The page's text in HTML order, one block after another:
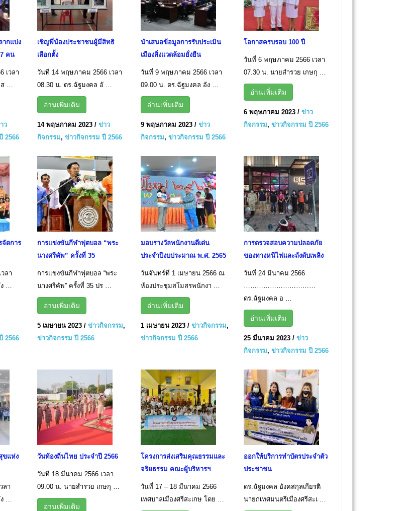
กแบ่ง
คน
เวลา
…
ว
2566
เชิญพี่น้องประชาชนผู้มีสิทธิ
เลือกตั้ง
วันที่ 14 พฤษภาคม 2566 เวลา
08.30 น. ดร.ฉัฐมงคล อั …
อ่านเพิ่มเติม
14 พฤษภาคม 2023 /ข่าว
กิจกรรม,ข่าวกิจกรรม ปี 2566
นำเสนอข้อมูลการรับประเมิน
เมืองสิ่งแวดล้อมยั่งยืน
วันที่ 9 พฤษภาคม 2566 เวลา
09.00 น. ดร.ฉัฐมงคล อัง …
อ่านเพิ่มเติม
9 พฤษภาคม 2023/ ข่าว
กิจกรรม, ข่าวกิจกรรม ปี 2566
โอกาสครบรอบ 100 ปี
วันที่ 6 พฤษภาคม 2566 เวลา
07.30 น. นายสำรวย เกษกุ …
อ่านเพิ่มเติม
6 พฤษภาคม 2023/ ข่าว
กิจกรรม, ข่าวกิจกรรม ปี 2566
ดการ
ลา
…
2566
การแข่งขันกีฬาฟุตบอล “พระ
นางศรีคัพ” ครั้งที่ 35
การแข่งขันกีฬาฟุตบอล “พระ
นางศรีคัพ” ครั้งที่ 35 ปร …
อ่านเพิ่มเติม
5 เมษายน 2023 /ข่าวกิจกรรม,
ข่าวกิจกรรม ปี 2566
มอบรางวัลพนักงานดีเด่น
ประจำปีงบประมาณ พ.ศ. 2565
วันจันทร์ที่ 1 เมษายน 2566 ณ
ห้องประชุมสโมสรพนักงา …
อ่านเพิ่มเติม
1 เมษายน 2023/ ข่าวกิจกรรม,
ข่าวกิจกรรม ปี 2566
การตรวจสอบความปลอดภัย
ของทางหนีไฟและถังดับเพลิง
วันที่ 24 มีนาคม 2566
ดร.ฉัฐมงคล อ …
อ่านเพิ่มเติม
25 มีนาคม 2023/ ข่าว
กิจกรรม, ข่าวกิจกรรม ปี 2566
ขแห่ง
ลา
…
วันท้องถิ่นไทย ประจำปี 2566
วันที่ 18 มีนาคม 2566 เวลา
09.00 น. นายสำรวย เกษกุ …
อ่านเพิ่มเติม
โครงการส่งเสริมคุณธรรมและ
จริยธรรม คณะผู้บริหารฯ
วันที่ 17 – 18 มีนาคม 2566
เทศบาลเมืองศรีสะเกษ โดย …
ออกให้บริการทำบัตรประจำตัว
ประชาชน
ดร.ฉัฐมงคล อังคสกุลเกียรติ
นายกเทศมนตรีเมืองศรีสะเ …